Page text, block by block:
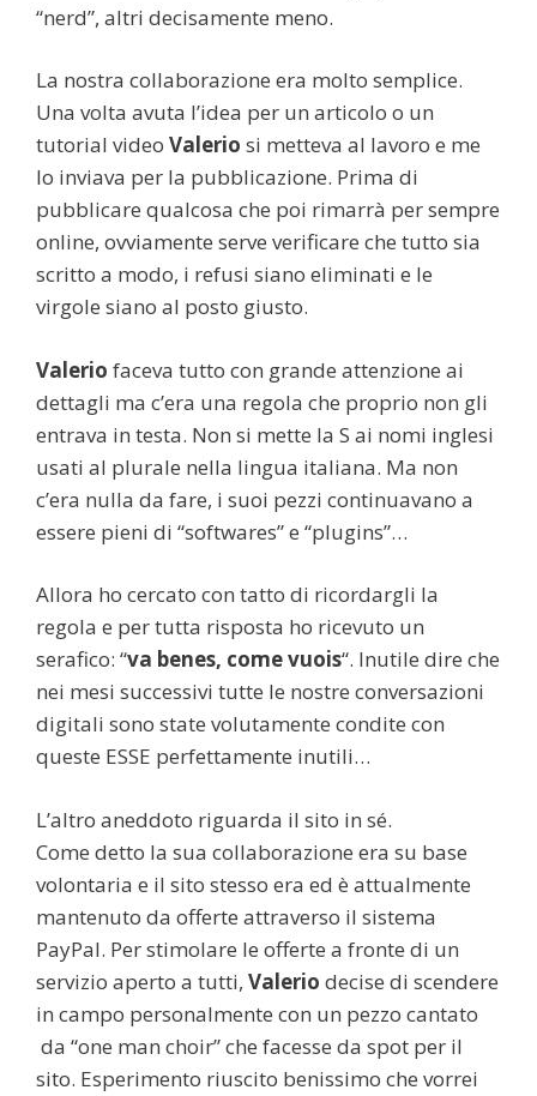
“nerd”, altri decisamente meno.
La nostra collaborazione era molto semplice.
Una volta avuta l’idea per un articolo o un
tutorial video Valerio si metteva al lavoro e me
lo inviava per la pubblicazione. Prima di
pubblicare qualcosa che poi rimarrà per sempre
online, ovviamente serve verificare che tutto sia
scritto a modo, i refusi siano eliminati e le
virgole siano al posto giusto.
Valerio faceva tutto con grande attenzione ai
dettagli ma c’era una regola che proprio non gli
entrava in testa. Non si mette la S ai nomi inglesi
usati al plurale nella lingua italiana. Ma non
c’era nulla da fare, i suoi pezzi continuavano a
essere pieni di “softwares” e “plugins”…
Allora ho cercato con tatto di ricordargli la
regola e per tutta risposta ho ricevuto un
serafico: “va benes, come vuois“. Inutile dire che
nei mesi successivi tutte le nostre conversazioni
digitali sono state volutamente condite con
queste ESSE perfettamente inutili…
L’altro aneddoto riguarda il sito in sé.
Come detto la sua collaborazione era su base
volontaria e il sito stesso era ed è attualmente
mantenuto da offerte attraverso il sistema
PayPal. Per stimolare le offerte a fronte di un
servizio aperto a tutti, Valerio decise di scendere
in campo personalmente con un pezzo cantato
da “one man choir” che facesse da spot per il
sito. Esperimento riuscito benissimo che vorrei